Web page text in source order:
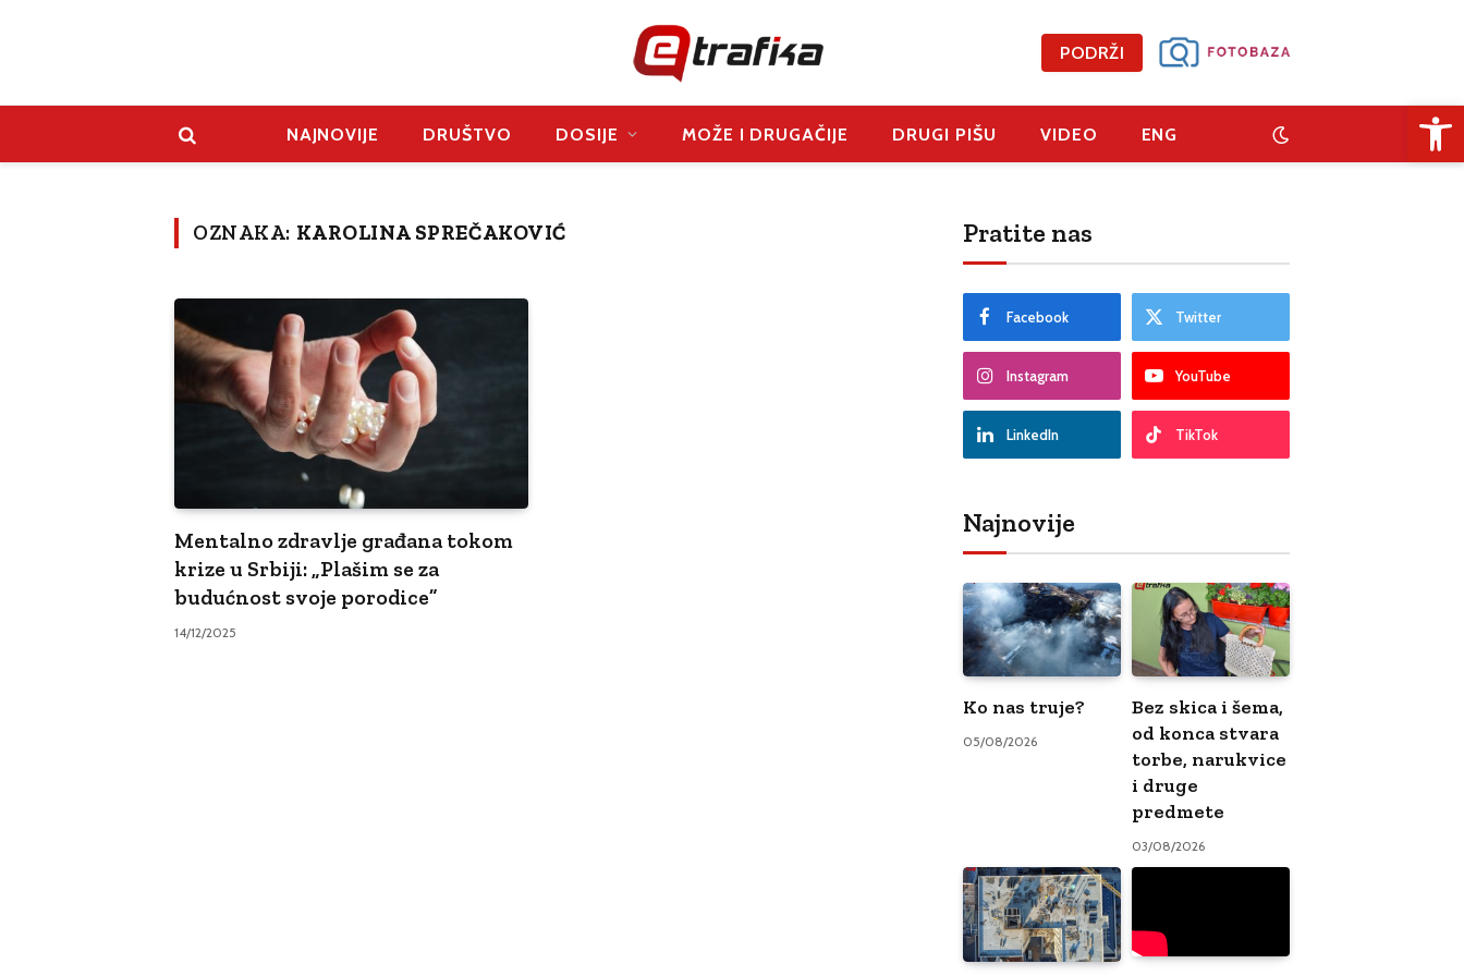
PODRŽI
NAJNOVIJE DRUŠTVO DOSIJE MOŽE I DRUGAČIJE DRUGI PIŠU VIDEO ENG
OZNAKA: KAROLINA SPREČAKOVIĆ
Mentalno zdravlje građana tokom
krize u Srbiji: „Plašim se za
budućnost svoje porodice”
14/12/2025
Pratite nas
Facebook Twitter
Instagram YouTube
LinkedIn TikTok
Najnovije
Ko nas truje?
05/08/2026
Bez skica i šema,
od konca stvara
torbe, narukvice
i druge
predmete
03/08/2026